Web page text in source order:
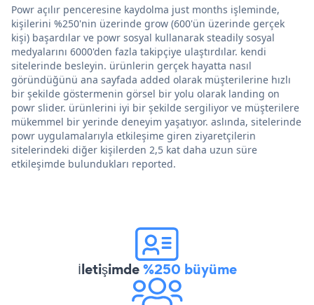
Powr açılır penceresine kaydolma just months işleminde,
kişilerini %250'nin üzerinde grow (600'ün üzerinde gerçek
kişi) başardılar ve powr sosyal kullanarak steadily sosyal
medyalarını 6000'den fazla takipçiye ulaştırdılar. kendi
sitelerinde besleyin. ürünlerin gerçek hayatta nasıl
göründüğünü ana sayfada added olarak müşterilerine hızlı
bir şekilde göstermenin görsel bir yolu olarak landing on
powr slider. ürünlerini iyi bir şekilde sergiliyor ve müşterilere
mükemmel bir yerinde deneyim yaşatıyor. aslında, sitelerinde
powr uygulamalarıyla etkileşime giren ziyaretçilerin
sitelerindeki diğer kişilerden 2,5 kat daha uzun süre
etkileşimde bulundukları reported.
İletişimde%250 büyüme